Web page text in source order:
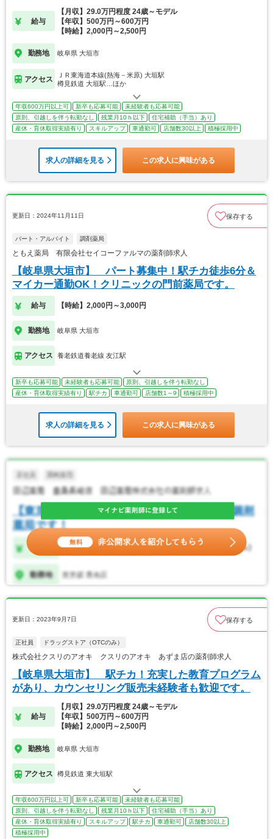
給与
【月収】29.0万円程度 24歳～モデル
【年収】500万円～600万円
【時給】2,000円～2,500円
勤務地 岐阜県 大垣市
アクセス
ＪＲ東海道本線(熱海－米原) 大垣駅
樽見鉄道 大垣駅…ほか
年収600万円以上可 新卒も応募可能
未経験者も応募可能
原則、引越しを伴う転勤なし
残業月10ｈ以下
住宅補助（手当）あり
産休・育休取得実績有り
スキルアップ 車通勤可 店舗数30以上 積極採用中
求人の詳細を見る この求人に興味がある
更新日：2024年11月11日 保存する
パート・アルバイト 調剤薬局
ともえ薬局 有限会社セイコーファルマの薬剤師求人
【岐阜県大垣市】 パート募集中！駅チカ徒歩6分＆
マイカー通勤OK！クリニックの門前薬局です。
給与 【時給】2,000円～3,000円
勤務地 岐阜県 大垣市
アクセス 養老鉄道養老線 友江駅
新卒も応募可能 未経験者も応募可能
原則、引越しを伴う転勤なし
産休・育休取得実績有り
駅チカ 車通勤可 店舗数1～9 積極採用中
求人の詳細を見る この求人に興味がある
更新日：2023年9月7日 保存する
正社員 ドラッグストア（OTCのみ）
株式会社クスリのアオキ クスリのアオキ あずま店の薬剤師求人
【岐阜県大垣市】 駅チカ！充実した教育プログラム
があり、カウンセリング販売未経験者も歓迎です。
給与
【月収】29.0万円程度 24歳～モデル
【年収】500万円～600万円
【時給】2,000円～2,500円
勤務地 岐阜県 大垣市
アクセス 樽見鉄道 東大垣駅
年収600万円以上可 新卒も応募可能
未経験者も応募可能
原則、引越しを伴う転勤なし
残業月10ｈ以下
住宅補助（手当）あり
産休・育休取得実績有り
スキルアップ 駅チカ 車通勤可
店舗数30以上
積極採用中